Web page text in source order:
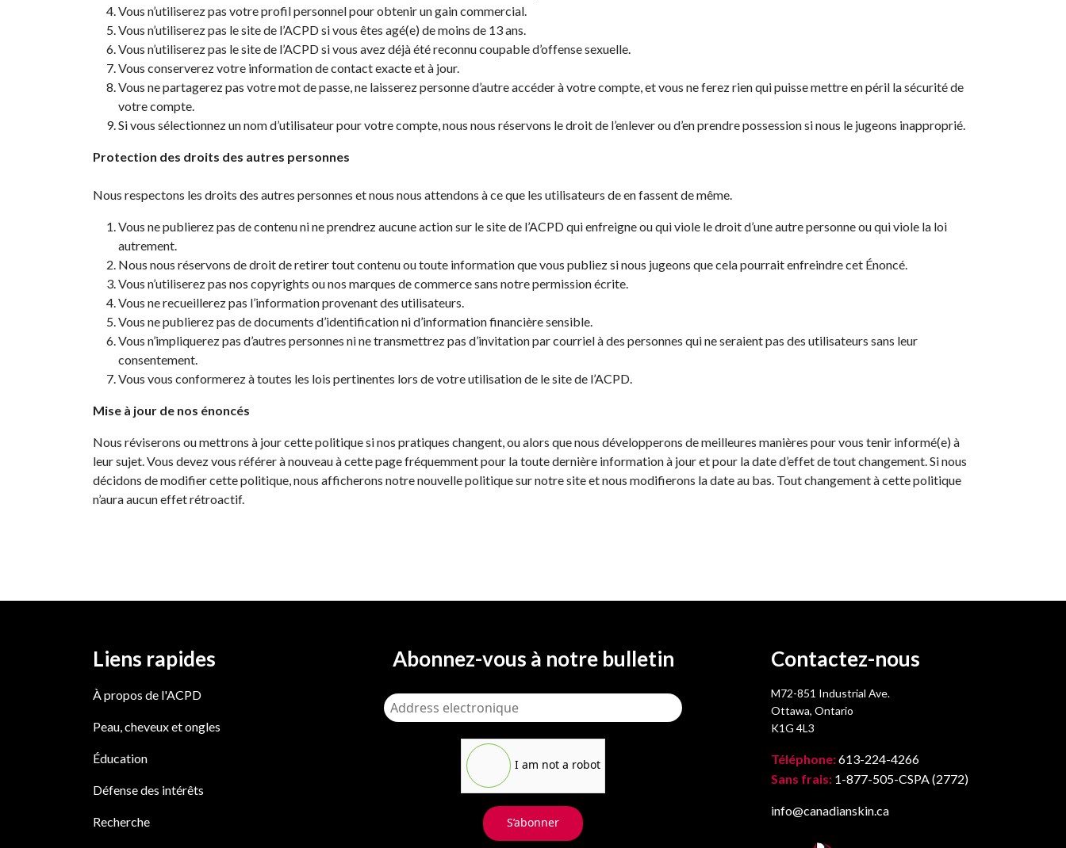
Vous n’utiliserez pas votre profil personnel pour obtenir un gain commercial.
Vous n’utiliserez pas le site de l’ACPD si vous êtes agé(e) de moins de 13 ans.
Vous n’utiliserez pas le site de l’ACPD si vous avez déjà été reconnu coupable d’offense sexuelle.
Vous conserverez votre information de contact exacte et à jour.
Vous ne partagerez pas votre mot de passe, ne laisserez personne d’autre accéder à votre compte, et vous ne ferez rien qui puisse mettre en péril la sécurité de
votre compte.
Si vous sélectionnez un nom d’utilisateur pour votre compte, nous nous réservons le droit de l’enlever ou d’en prendre possession si nous le jugeons inapproprié.
Protection des droits des autres personnes
Nous respectons les droits des autres personnes et nous nous attendons à ce que les utilisateurs de en fassent de même.
Vous ne publierez pas de contenu ni ne prendrez aucune action sur le site de l’ACPD qui enfreigne ou qui viole le droit d’une autre personne ou qui viole la loi
autrement.
Nous nous réservons de droit de retirer tout contenu ou toute information que vous publiez si nous jugeons que cela pourrait enfreindre cet Énoncé.
Vous n’utiliserez pas nos copyrights ou nos marques de commerce sans notre permission écrite.
Vous ne recueillerez pas l’information provenant des utilisateurs.
Vous ne publierez pas de documents d’identification ni d’information financière sensible.
Vous n’impliquerez pas d’autres personnes ni ne transmettrez pas d’invitation par courriel à des personnes qui ne seraient pas des utilisateurs sans leur
consentement.
Vous vous conformerez à toutes les lois pertinentes lors de votre utilisation de le site de l’ACPD.
Mise à jour de nos énoncés
Nous réviserons ou mettrons à jour cette politique si nos pratiques changent, ou alors que nous développerons de meilleures manières pour vous tenir informé(e) à
leur sujet. Vous devez vous référer à nouveau à cette page fréquemment pour la toute dernière information à jour et pour la date d’effet de tout changement. Si nous
décidons de modifier cette politique, nous afficherons notre nouvelle politique sur notre site et nous modifierons la date au bas. Tout changement à cette politique
n’aura aucun effet rétroactif.
Liens rapides
À propos de l'ACPD
Peau, cheveux et ongles
Éducation
Défense des intérêts
Recherche
Abonnez-vous à notre bulletin
I am not a robot
S’abonner
Contactez-nous
M72-851 Industrial Ave.
Ottawa, Ontario
K1G 4L3
Téléphone:613-224-4266
Sans frais: 1-877-505-CSPA (2772)
info@canadianskin.ca